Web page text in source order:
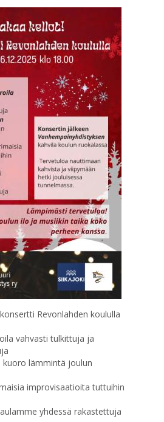
Revonlahden koululla
vahvasti tulkittuja ja
kuoro lämmintä joulun
improvisaatioita tuttuihin
yhdessä rakastettuja